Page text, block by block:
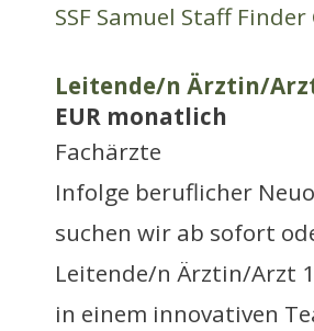
SSF Samuel Staff Finder
Leitende/n Ärztin/
EUR monatlich
Fachärzte
Infolge beruflicher
suchen wir ab sofort
Leitende/n Ärztin/Arzt
in einem innovativen